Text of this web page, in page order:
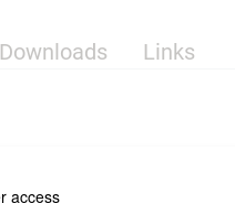
Downloads Links